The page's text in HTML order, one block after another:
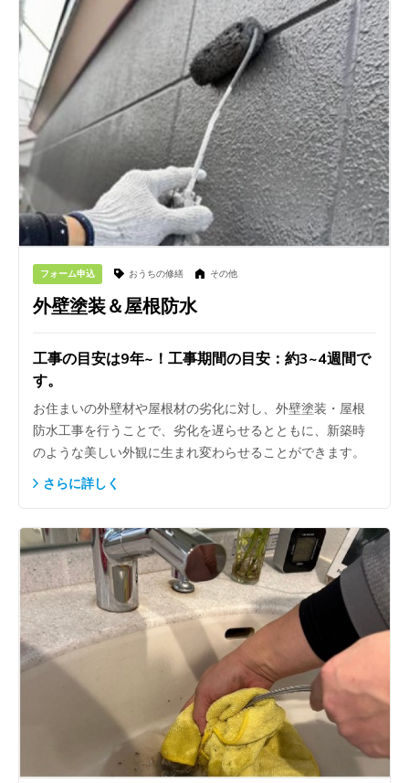
フォーム申込 おうちの修繕 その他
外壁塗装＆屋根防水
工事の目安は9年~！工事期間の目安：約3~4週間で
す。
お住まいの外壁材や屋根材の劣化に対し、外壁塗装・屋根
防水工事を行うことで、劣化を遅らせるとともに、新築時
のような美しい外観に生まれ変わらせることができます。
さらに詳しく